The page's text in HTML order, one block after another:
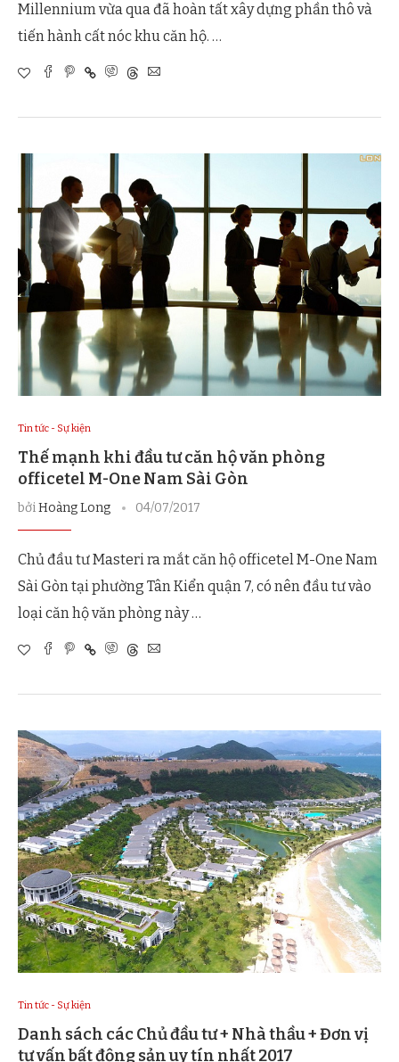
Millennium vừa qua đã hoàn tất xây dựng phần thô và
tiến hành cất nóc khu căn hộ. …
Tin tức - Sự kiện
Thế mạnh khi đầu tư căn hộ văn phòng
officetel M-One Nam Sài Gòn
bởiHoàng Long 04/07/2017
Chủ đầu tư Masteri ra mắt căn hộ officetel M-One Nam
Sài Gòn tại phường Tân Kiển quận 7, có nên đầu tư vào
loại căn hộ văn phòng này …
Tin tức - Sự kiện
Danh sách các Chủ đầu tư + Nhà thầu + Đơn vị
tư vấn bất động sản uy tín nhất 2017